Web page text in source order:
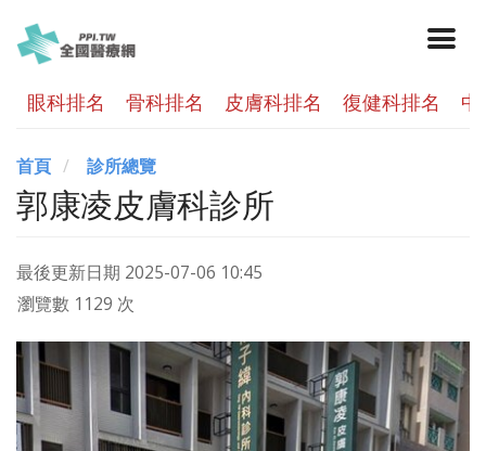
眼科排名 骨科排名 皮膚科排名 復健科排名
首頁 診所總覽
郭康凌皮膚科診所
最後更新日期 2025-07-06 10:45
瀏覽數 1129 次